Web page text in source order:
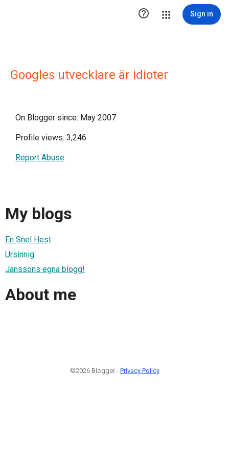
 Sign in
Googles utvecklare är idioter
On Blogger since: May 2007
Profile views: 3,246
Report Abuse
My blogs
En Snel Hest
Ursinnig
Janssons egna blogg!
About me
©2026 Blogger - Privacy Policy